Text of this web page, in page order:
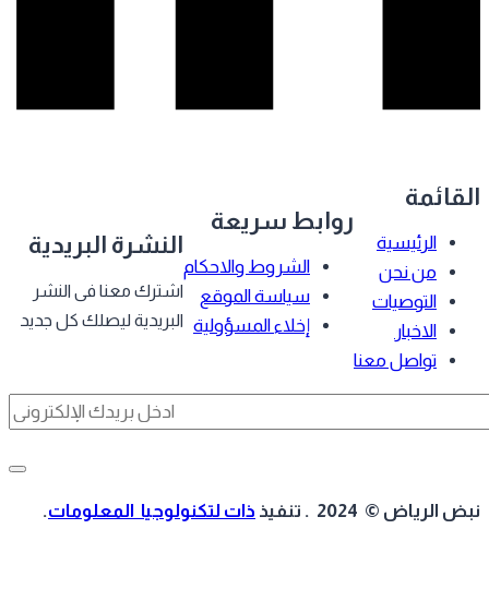
الرئيسية
من نحن
التوصيات
الاخبار
تواصل معنا
روابط سريعة
الشروط والاحكام
سياسة الموقع
إخلاء المسؤولية
النشرة البريدية
اشترك معنا فى النشر
البريدية ليصلك كل جديد
الرياض © 2024 . تنفيذ ذات لتكنولوجيا المعلومات.